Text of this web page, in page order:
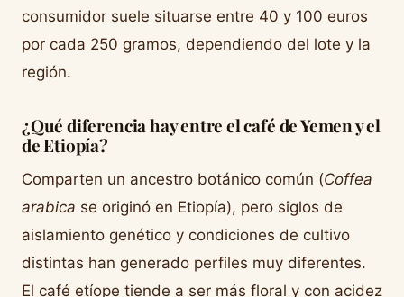
consumidor suele situarse entre 40 y 100 euros
por cada 250 gramos, dependiendo del lote y la
región.
¿Qué diferencia hay entre el café de Yemen y el
de Etiopía?
Comparten un ancestro botánico común (Coffea
arabica se originó en Etiopía), pero siglos de
aislamiento genético y condiciones de cultivo
distintas han generado perfiles muy diferentes.
El café etíope tiende a ser más floral y con acidez